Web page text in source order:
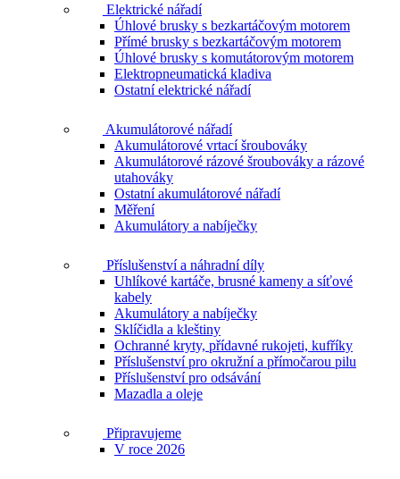
Elektrické nářadí
Úhlové brusky s bezkartáčovým motorem
Přímé brusky s bezkartáčovým motorem
Úhlové brusky s komutátorovým motorem
Elektropneumatická kladiva
Ostatní elektrické nářadí
Akumulátorové nářadí
Akumulátorové vrtací šroubováky
Akumulátorové rázové šroubováky a rázové
utahováky
Ostatní akumulátorové nářadí
Měření
Akumulátory a nabíječky
Příslušenství a náhradní díly
Uhlíkové kartáče, brusné kameny a síťové
kabely
Akumulátory a nabíječky
Sklíčidla a kleštiny
Ochranné kryty, přídavné rukojeti, kufříky
Příslušenství pro okružní a přímočarou pilu
Příslušenství pro odsávání
Mazadla a oleje
Připravujeme
V roce 2026